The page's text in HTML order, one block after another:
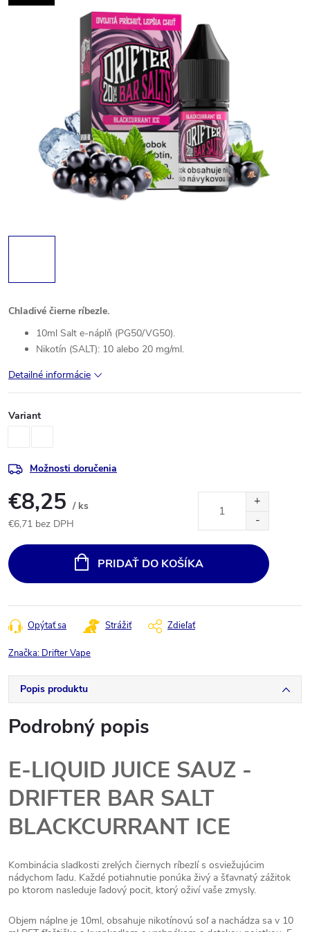
Chladivé čierne ríbezle.
10ml Salt e-náplň (PG50/VG50).
Nikotín (SALT): 10 alebo 20 mg/ml.
Detailné informácie
Variant
Možnosti doručenia
€8,25 / ks
€6,71 bez DPH
cena:
PRIDAŤ DO KOŠÍKA
Opýtať sa Strážiť Zdieľať
Značka: Drifter Vape
Popis produktu
Podrobný popis
E-LIQUID JUICE SAUZ -
DRIFTER BAR SALT
BLACKCURRANT ICE
Kombinácia sladkosti zrelých čiernych ríbezlí s osviežujúcim
nádychom ľadu. Každé potiahnutie ponúka živý a šťavnatý zážitok
po ktorom nasleduje ľadový pocit, ktorý oživí vaše zmysly.
Objem náplne je 10ml, obsahuje nikotínovú soľ a nachádza sa v 10